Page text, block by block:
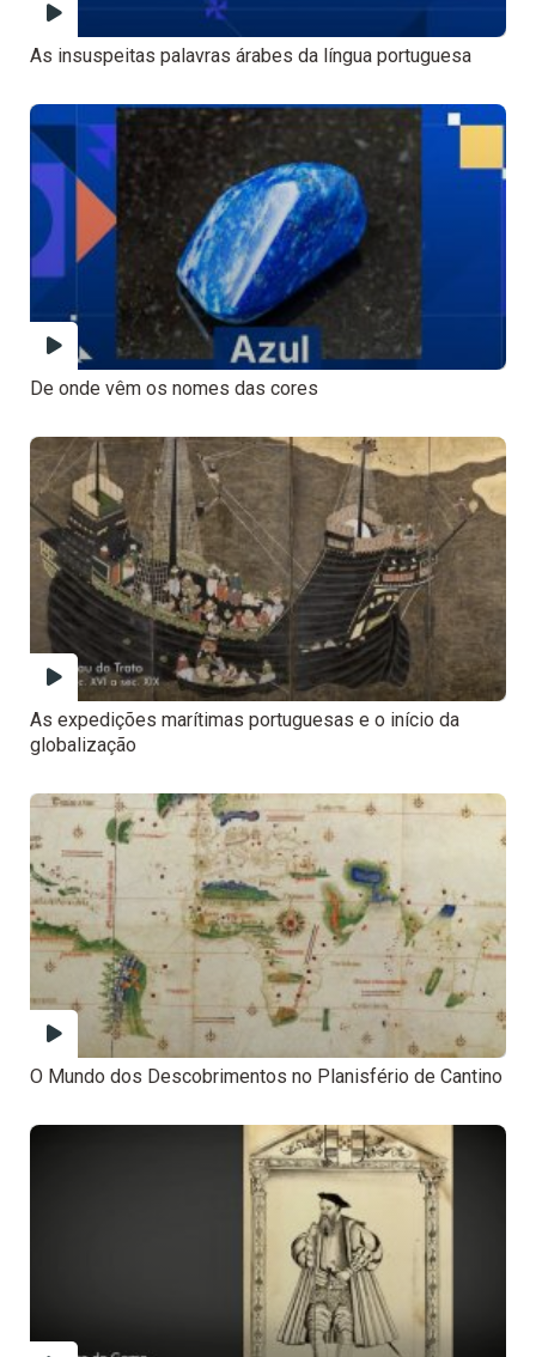
As insuspeitas palavras árabes da língua portuguesa
De onde vêm os nomes das cores
As expedições marítimas portuguesas e o início da
globalização
O Mundo dos Descobrimentos no Planisfério de Cantino